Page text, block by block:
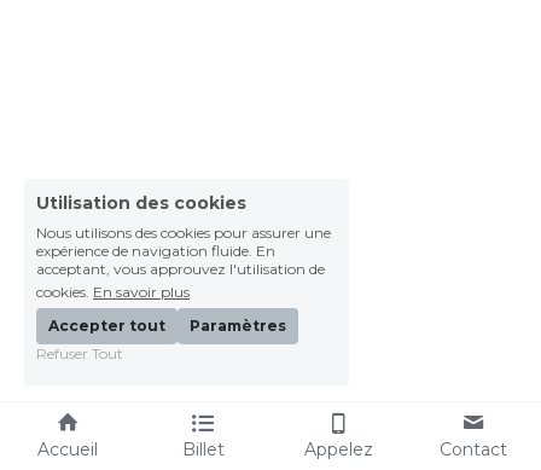
Accueil Billet Appelez Contact
Utilisation des cookies
Nous utilisons des cookies pour assurer une
expérience de navigation fluide. En
acceptant, vous approuvez l'utilisation de
cookies. En savoir plus
Accepter tout
Paramètres
Refuser Tout